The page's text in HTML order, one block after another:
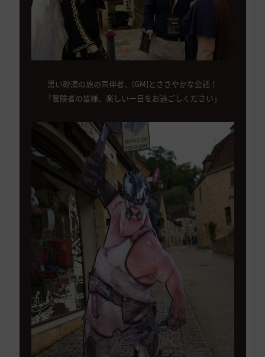
黒い砂漠の旅の同伴者、[GM]とささやかな会話！
「冒険者の皆様、楽しい一日をお過ごしください」